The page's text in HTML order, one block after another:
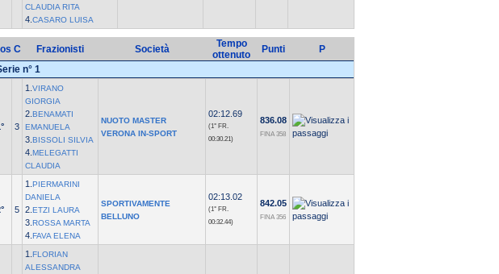
CLAUDIA RITA
4. CASARO LUISA
C Frazionisti Società
Tempo
ottenuto
Punti
P
n° 1
3
1. VIRANO
GIORGIA
2. BENAMATI
EMANUELA
3. BISSOLI SILVIA
4. MELEGATTI
CLAUDIA
NUOTO MASTER
VERONA IN-SPORT
02:12.69
(1° FR.
00:30.21)
836.08
FINA 358
5
1. PIERMARINI
DANIELA
2. ETZI LAURA
3. ROSSA MARTA
4. FAVA ELENA
SPORTIVAMENTE
BELLUNO
02:13.02
(1° FR.
00:32.44)
842.05
FINA 356
1. FLORIAN
ALESSANDRA